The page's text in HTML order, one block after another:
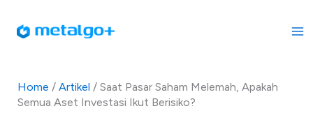
Home / Artikel / Saat Pasar Saham Melemah, Apakah
Semua Aset Investasi Ikut Berisiko?